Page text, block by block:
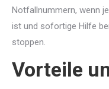
Notfallnummern, wenn
ist und sofortige Hilfe
stoppen.
Vorteile